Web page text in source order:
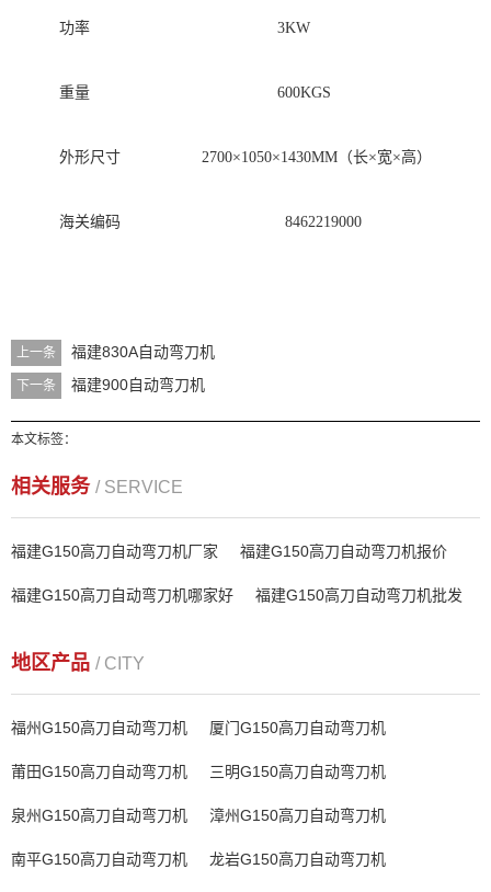
功率 3KW
重量 600KGS
外形尺寸 2700×1050×1430MM（长×宽×高）
海关编码 8462219000
上一条 福建830A自动弯刀机
下一条 福建900自动弯刀机
本文标签：
相关服务 / SERVICE
福建G150高刀自动弯刀机厂家 福建G150高刀自动弯刀机报价
福建G150高刀自动弯刀机哪家好 福建G150高刀自动弯刀机批发
地区产品 / CITY
福州G150高刀自动弯刀机 厦门G150高刀自动弯刀机
莆田G150高刀自动弯刀机 三明G150高刀自动弯刀机
泉州G150高刀自动弯刀机 漳州G150高刀自动弯刀机
南平G150高刀自动弯刀机 龙岩G150高刀自动弯刀机